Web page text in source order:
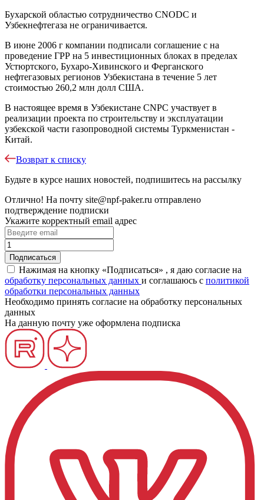
Бухарской областью сотрудничество CNODC и
Узбекнефтегаза не ограничивается.
В июне 2006 г компании подписали соглашение с на
проведение ГРР на 5 инвестиционных блоках в пределах
Устюртского, Бухаро-Хивинского и Ферганского
нефтегазовых регионов Узбекистана в течение 5 лет
стоимостью 260,2 млн долл США.
В настоящее время в Узбекистане CNPC участвует в
реализации проекта по строительству и эксплуатации
узбекской части газопроводной системы Туркменистан -
Китай.
Возврат к списку
Будьте в курсе наших новостей, подпишитесь на рассылку
Отлично! На почту site@npf-paker.ru отправлено
подтверждение подписки
Укажите корректный email адрес
Нажимая на кнопку «Подписаться» , я даю согласие на
обработку персональных данных и соглашаюсь c политикой
обработки персональных данных
Необходимо принять согласие на обработку персональных
данных
На данную почту уже оформлена подписка